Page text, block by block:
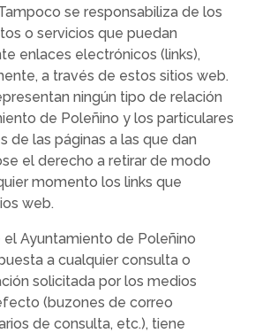
se responsabiliza de los
o servicios que puedan
enlaces electrónicos (links),
a través de estos sitios web.
ningún tipo de relación
de Poleñino y los particulares
de las páginas a las que dan
el derecho a retirar de modo
momento los links que
web.
Ayuntamiento de Poleñino
a cualquier consulta o
solicitada por los medios
(buzones de correo
de consulta, etc.), tiene